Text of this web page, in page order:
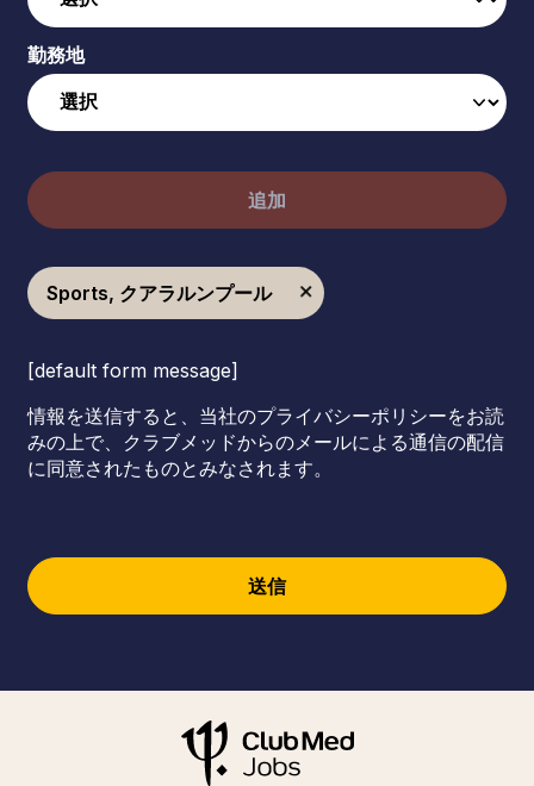
勤務地
追加
Sports, クアラルンプール
[default form message]
情報を送信すると、当社のプライバシーポリシーをお読
みの上で、クラブメッドからのメールによる通信の配信
に同意されたものとみなされます。
送信